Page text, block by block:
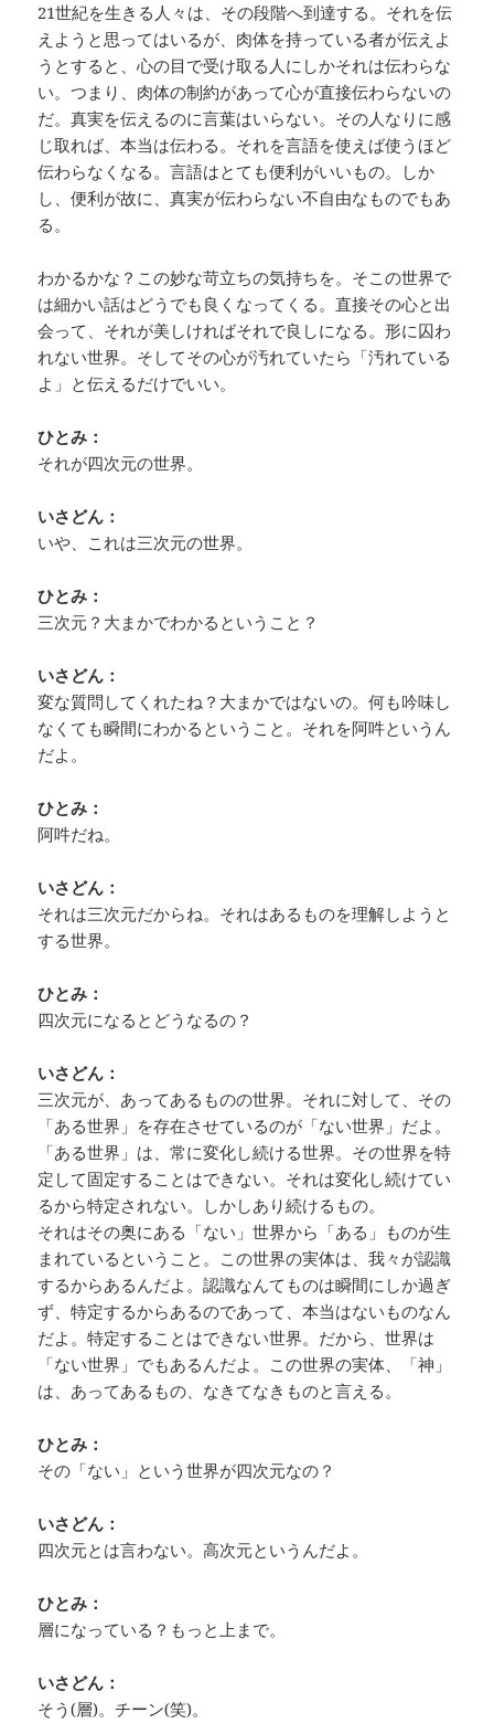
21世紀を生きる人々は、その段階へ到達する。それを伝
えようと思ってはいるが、肉体を持っている者が伝えよ
うとすると、心の目で受け取る人にしかそれは伝わらな
い。つまり、肉体の制約があって心が直接伝わらないの
だ。真実を伝えるのに言葉はいらない。その人なりに感
じ取れば、本当は伝わる。それを言語を使えば使うほど
伝わらなくなる。言語はとても便利がいいもの。しか
し、便利が故に、真実が伝わらない不自由なものでもあ
る。
わかるかな？この妙な苛立ちの気持ちを。そこの世界で
は細かい話はどうでも良くなってくる。直接その心と出
会って、それが美しければそれで良しになる。形に囚わ
れない世界。そしてその心が汚れていたら「汚れている
よ」と伝えるだけでいい。
ひとみ：
それが四次元の世界。
いさどん：
いや、これは三次元の世界。
ひとみ：
三次元？大まかでわかるということ？
いさどん：
変な質問してくれたね？大まかではないの。何も吟味し
なくても瞬間にわかるということ。それを阿吽というん
だよ。
ひとみ：
阿吽だね。
いさどん：
それは三次元だからね。それはあるものを理解しようと
する世界。
ひとみ：
四次元になるとどうなるの？
いさどん：
三次元が、あってあるものの世界。それに対して、その
「ある世界」を存在させているのが「ない世界」だよ。
「ある世界」は、常に変化し続ける世界。その世界を特
定して固定することはできない。それは変化し続けてい
るから特定されない。しかしあり続けるもの。
それはその奥にある「ない」世界から「ある」ものが生
まれているということ。この世界の実体は、我々が認識
するからあるんだよ。認識なんてものは瞬間にしか過ぎ
ず、特定するからあるのであって、本当はないものなん
だよ。特定することはできない世界。だから、世界は
「ない世界」でもあるんだよ。この世界の実体、「神」
は、あってあるもの、なきてなきものと言える。
ひとみ：
その「ない」という世界が四次元なの？
いさどん：
四次元とは言わない。高次元というんだよ。
ひとみ：
層になっている？もっと上まで。
いさどん：
そう(層)。チーン(笑)。